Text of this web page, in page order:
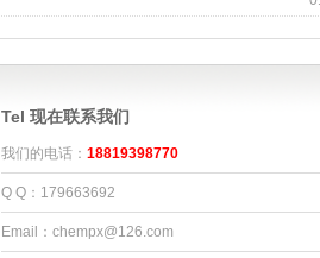
Tel 现在联系我们
我们的电话： 18819398770
Q Q：179663692
Email：chempx@126.com